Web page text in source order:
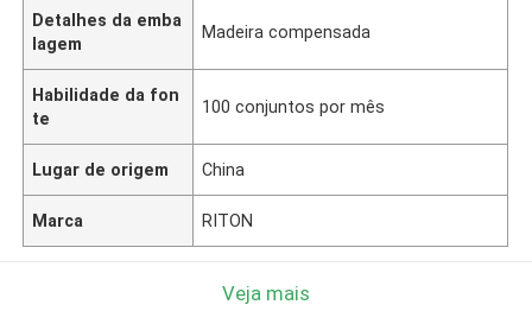
Detalhes da emba
lagem
Madeira compensada
Habilidade da fon
te
100 conjuntos por mês
Lugar de origem China
Marca RITON
Veja mais